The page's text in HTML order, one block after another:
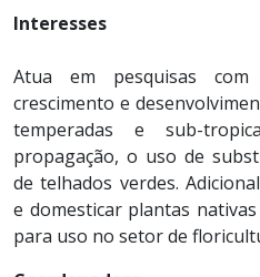
Interesses
Atua em pesquisas
crescimento e
temperadas e sub-
propagação, o uso de
de telhados verdes.
e domesticar plantas
para uso no setor de